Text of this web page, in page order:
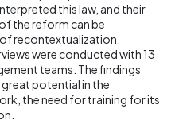
this law, and their
the reform can be
recontextualization.
were conducted with 13
teams. The findings
potential in the
the need for training for its